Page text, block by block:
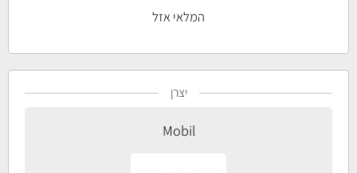
המלאי אזל
יצרן
Mobil